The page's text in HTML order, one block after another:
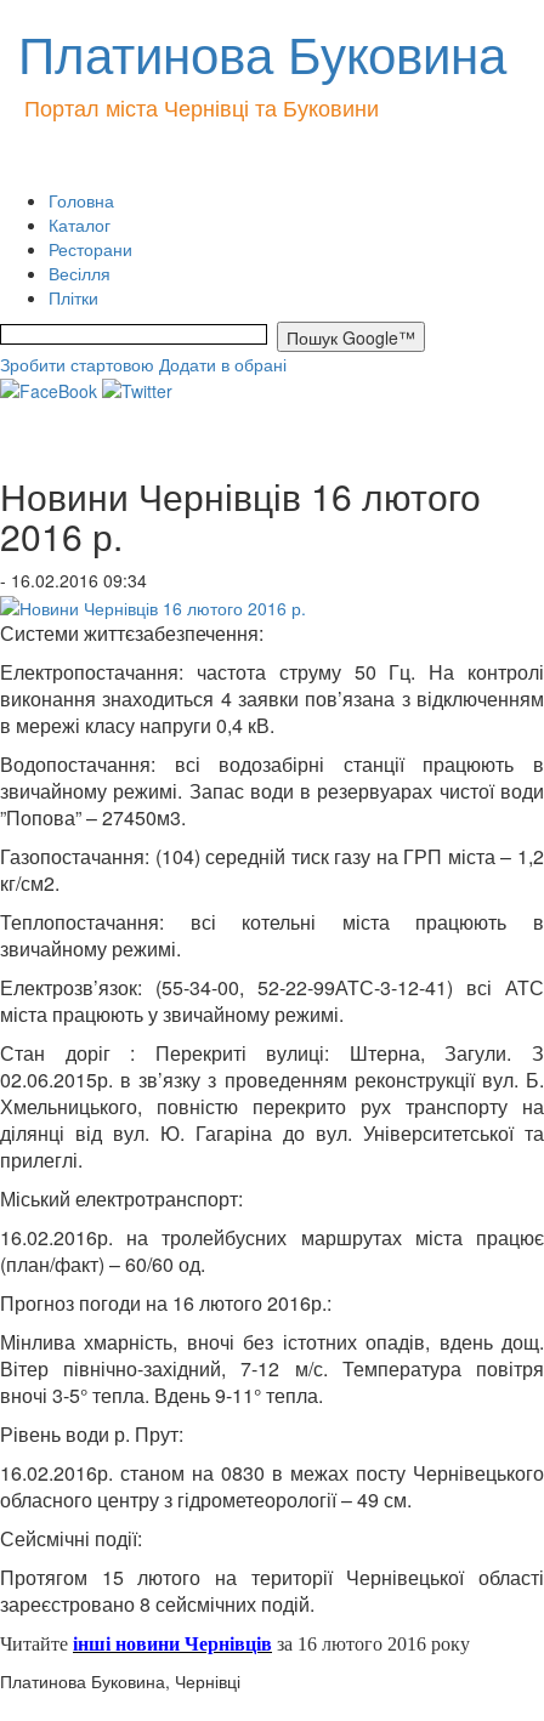
Платинова Буковина
Портал міста Чернівці та Буковини
Головна
Каталог
Ресторани
Весілля
Плітки
Зробити стартовою Додати в обрані
Новини Чернівців 16 лютого
2016 р.
- 16.02.2016 09:34
Системи життєзабезпечення:
Електропостачання: частота струму 50 Гц. На контролі
виконання знаходиться 4 заявки пов’язана з відключенням
в мережі класу напруги 0,4 кВ.
Водопостачання: всі водозабірні станції працюють в
звичайному режимі. Запас води в резервуарах чистої води
”Попова” – 27450м3.
Газопостачання: (104) середній тиск газу на ГРП міста – 1,2
кг/см2.
Теплопостачання: всі котельні міста працюють в
звичайному режимі.
Електрозв’язок: (55-34-00, 52-22-99АТС-3-12-41) всі АТС
міста працюють у звичайному режимі.
Стан доріг : Перекриті вулиці: Штерна, Загули. З
02.06.2015р. в зв’язку з проведенням реконструкції вул. Б.
Хмельницького, повністю перекрито рух транспорту на
ділянці від вул. Ю. Гагаріна до вул. Університетської та
прилеглі.
Міський електротранспорт:
16.02.2016р. на тролейбусних маршрутах міста працює
(план/факт) – 60/60 од.
Прогноз погоди на 16 лютого 2016р.:
Мінлива хмарність, вночі без істотних опадів, вдень дощ.
Вітер північно-західний, 7-12 м/с. Температура повітря
вночі 3-5° тепла. Вдень 9-11° тепла.
Рівень води р. Прут:
16.02.2016р. станом на 0830 в межах посту Чернівецького
обласного центру з гідрометеорології – 49 см.
Сейсмічні події:
Протягом 15 лютого на території Чернівецької області
зареєстровано 8 сейсмічних подій.
Читайте інші новини Чернівців за 16 лютого 2016 року
Платинова Буковина, Чернівці